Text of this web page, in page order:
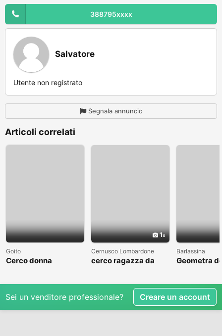
388795xxxx
Salvatore
Utente non registrato
Segnala annuncio
Articoli correlati
Goito
Cerco donna
1
Cernusco Lombardone
cerco ragazza da
Barlassina
Geometra
Sei un venditore professionale? Creare un account